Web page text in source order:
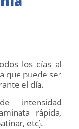
los días al
que puede ser
el día.
intensidad
rápida,
etc).